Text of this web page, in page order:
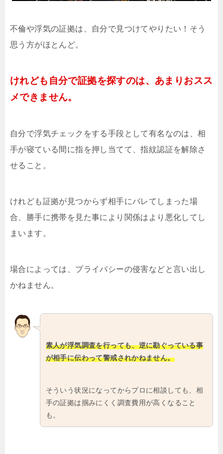
不倫や浮気の証拠は、自分で見つけてやりたい！そう
思う方がほとんど。
けれども自分で証拠を探すのは、あまりおスス
メできません。
自分で浮気チェックをする手段として有名なのは、相
手が寝ている間に指を押し当てて、指紋認証を解除さ
せること。
けれども証拠が見つからず相手にバレてしまった場
合、勝手に携帯を見た事により関係はより悪化してし
まいます。
場合によっては、プライバシーの侵害などと言い出し
かねません。
素人が浮気調査を行っても、逆に勘ぐっている事
が相手に伝わって警戒されかねません。
そういう状況になってからプロに相談しても、相
手の証拠は掴みにくく調査費用が高くなること
も。